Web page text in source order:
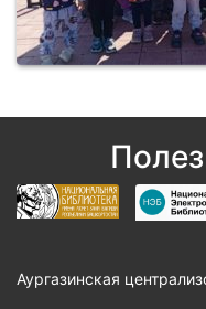
Аургазинская